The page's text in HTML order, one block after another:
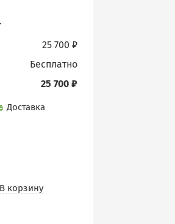
25 700 ₽
бесплатно
25 700 ₽
Доставка
В корзину